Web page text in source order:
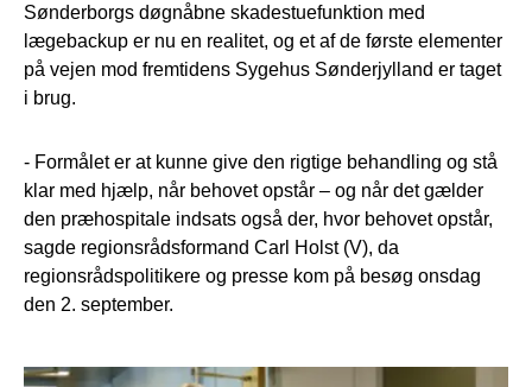
Sønderborgs døgnåbne skadestuefunktion med
lægebackup er nu en realitet, og et af de første elementer
på vejen mod fremtidens Sygehus Sønderjylland er taget
i brug.
- Formålet er at kunne give den rigtige behandling og stå
klar med hjælp, når behovet opstår – og når det gælder
den præhospitale indsats også der, hvor behovet opstår,
sagde regionsrådsformand Carl Holst (V), da
regionsrådspolitikere og presse kom på besøg onsdag
den 2. september.